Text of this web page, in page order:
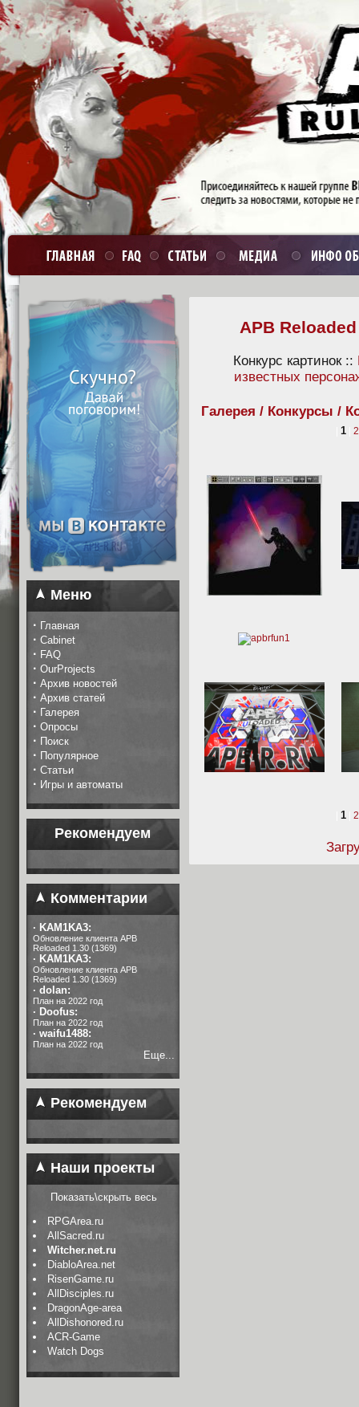
Меню
· Главная
· Cabinet
· FAQ
· OurProjects
· Архив новостей
· Архив статей
· Галерея
· Опросы
· Поиск
· Популярное
· Статьи
· Игры и автоматы
Рекомендуем
Комментарии
· KAM1KA3:
Обновление клиента APB
Reloaded 1.30 (1369)
· KAM1KA3:
Обновление клиента APB
Reloaded 1.30 (1369)
· dolan:
План на 2022 год
· Doofus:
План на 2022 год
· waifu1488:
План на 2022 год
Еще...
Рекомендуем
Наши проекты
Показать\скрыть весь
RPGArea.ru
AllSacred.ru
Witcher.net.ru
DiabloArea.net
RisenGame.ru
AllDisciples.ru
DragonAge-area
AllDishonored.ru
ACR-Game
Watch Dogs
APB Reloaded
Конкурс картинок ::
известных
Галерея / Конкурсы /
|1 |2
|1 |2